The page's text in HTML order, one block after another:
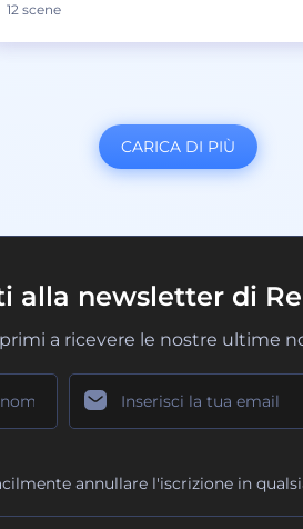
12 scene
CARICA DI PIÙ
alla newsletter di
primi a ricevere le nostre ultime
annullare l'iscrizione in